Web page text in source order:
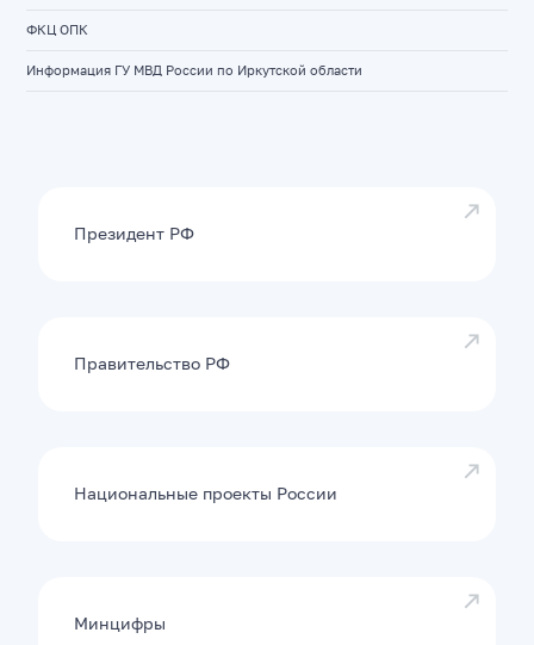
ФКЦ ОПК
Информация ГУ МВД России по Иркутской области
Президент РФ
Правительство РФ
Национальные проекты России
Минцифры